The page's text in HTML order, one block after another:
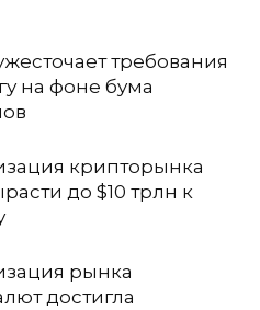
требования
на фоне бума
крипторынка
до $10 трлн к
рынка
достигла